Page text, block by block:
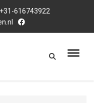
+31-616743922